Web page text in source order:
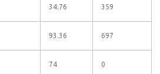
34.76 359
93.36 697
74 0